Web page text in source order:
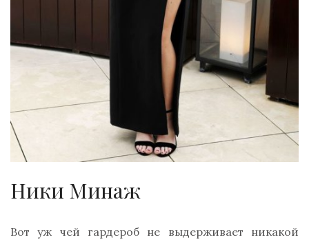
Ники Минаж
Вот уж чей гардероб не выдерживает никакой